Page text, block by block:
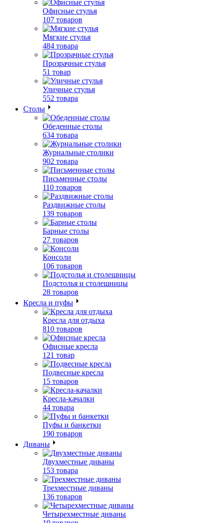
Офисные стулья
107 товаров
Мягкие стулья
484 товара
Прозрачные стулья
51 товар
Уличные стулья
552 товара
Столы
Обеденные столы
634 товара
Журнальные столики
902 товара
Письменные столы
110 товаров
Раздвижные столы
139 товаров
Барные столы
27 товаров
Консоли
106 товаров
Подстолья и столешницы
28 товаров
Кресла и пуфы
Кресла для отдыха
810 товаров
Офисные кресла
121 товар
Подвесные кресла
15 товаров
Кресла-качалки
44 товара
Пуфы и банкетки
190 товаров
Диваны
Двухместные диваны
153 товара
Трехместные диваны
136 товаров
Четырехместные диваны